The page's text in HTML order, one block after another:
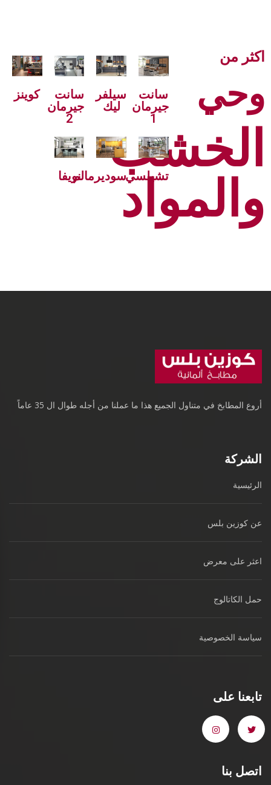
اكثر من
وحي
الخشب
والمواد
سانت
جيرمان
1
سيلفر
ليك
سانت
جيرمان
2
كوينز
تشيلسيسوديرمالمنويفا
أروع المطابخ في متناول الجميع هذا ما عملنا من أجله طوال ال 35 عاماً
الشركة
الرئيسية
عن كوزين بلس
اعثر على معرض
حمل الكاتالوج
سياسة الخصوصية
تابعنا على
اتصل بنا